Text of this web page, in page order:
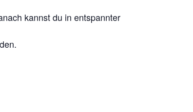
kannst du in entspannter